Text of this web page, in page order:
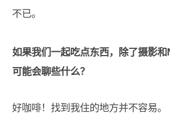
不已。
如果我们一起吃点东西，除了摄影
可能会聊些什么？
好咖啡！找到我住的地方并不容易。